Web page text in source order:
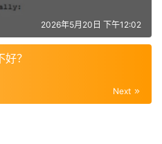
2026年5月20日 下午12:02
？
Next